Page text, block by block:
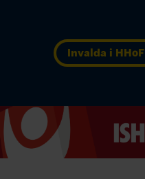
Invalda i HHoF